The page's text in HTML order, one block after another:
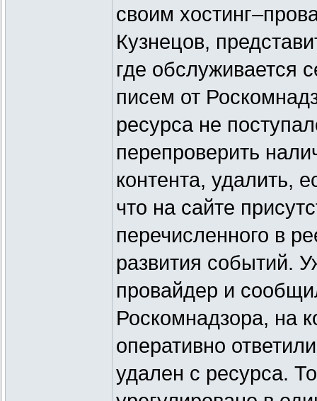
своим
Кузнецов,
где обслуживается
писем от
ресурса не
перепроверить
контента, удалить,
что на сайте
перечисленного в
развития событий.
провайдер и
Роскомнадзора, на
оперативно
удален с ресурса.